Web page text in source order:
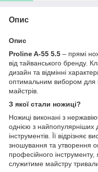
Опис
Опис
Proline A-55 5.5 – прямі
від тайванського бренду.
дизайн та відмінні
оптимальним вибором для
майстрів.
З якої стали ножиці?
Ножиці виконані з
однією з найпопулярніших
інструментів. Її відрізняє
зношування та утворення
професійного
служитиме майстру